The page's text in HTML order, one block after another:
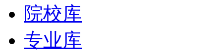
院校库
专业库